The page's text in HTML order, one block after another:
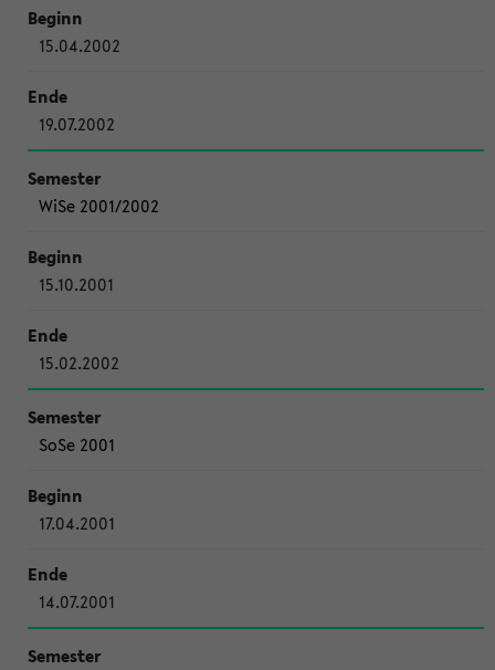
15.04.2002
19.07.2002
WiSe 2001/2002
15.10.2001
15.02.2002
SoSe 2001
17.04.2001
14.07.2001